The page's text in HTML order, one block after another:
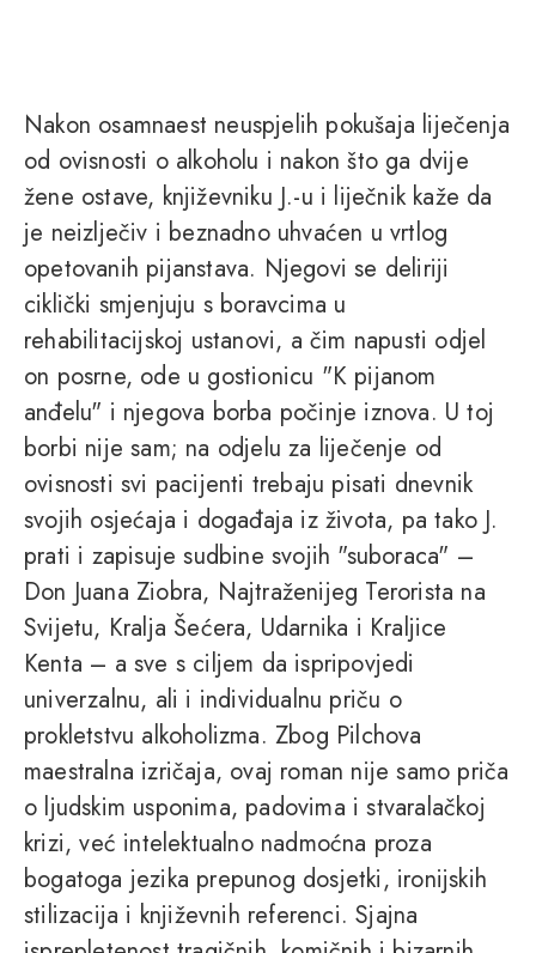
Nakon osamnaest neuspjelih pokušaja liječenja
od ovisnosti o alkoholu i nakon što ga dvije
žene ostave, književniku J.-u i liječnik kaže da
je neizlječiv i beznadno uhvaćen u vrtlog
opetovanih pijanstava. Njegovi se deliriji
ciklički smjenjuju s boravcima u
rehabilitacijskoj ustanovi, a čim napusti odjel
on posrne, ode u gostionicu "K pijanom
anđelu" i njegova borba počinje iznova. U toj
borbi nije sam; na odjelu za liječenje od
ovisnosti svi pacijenti trebaju pisati dnevnik
svojih osjećaja i događaja iz života, pa tako J.
prati i zapisuje sudbine svojih "suboraca" –
Don Juana Ziobra, Najtraženijeg Terorista na
Svijetu, Kralja Šećera, Udarnika i Kraljice
Kenta – a sve s ciljem da ispripovjedi
univerzalnu, ali i individualnu priču o
prokletstvu alkoholizma. Zbog Pilchova
maestralna izričaja, ovaj roman nije samo priča
o ljudskim usponima, padovima i stvaralačkoj
krizi, već intelektualno nadmoćna proza
bogatoga jezika prepunog dosjetki, ironijskih
stilizacija i književnih referenci. Sjajna